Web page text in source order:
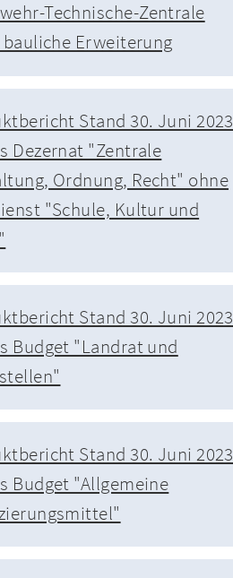
Technische-Zentrale
bauliche Erweiterung
Stand 30. Juni 2023
Dezernat "Zentrale
Ordnung, Recht" ohne
"Schule, Kultur und
Stand 30. Juni 2023
Budget "Landrat und
Stand 30. Juni 2023
Budget "Allgemeine